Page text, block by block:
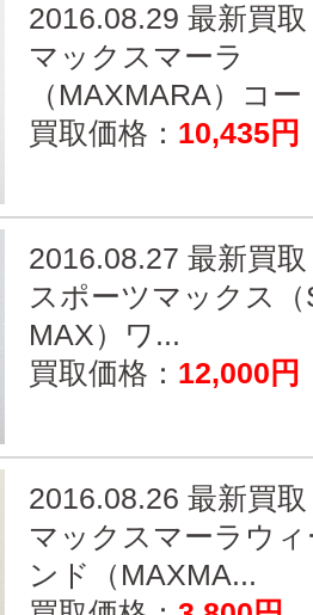
2016.08.29 最新買取
マックスマーラ
（MAXMARA）コ
買取価格： 10,435円
2016.08.27 最新買取
スポーツマックス（
MAX）ワ...
買取価格： 12,000円
2016.08.26 最新買取
マックスマーラウ
ンド（MAXMA...